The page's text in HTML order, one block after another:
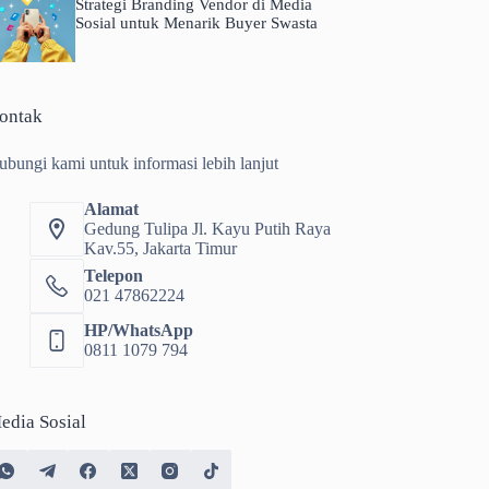
Strategi Branding Vendor di Media
Sosial untuk Menarik Buyer Swasta
kami untuk informasi lebih lanjut
Alamat
Gedung Tulipa Jl. Kayu Putih Raya
Kav.55, Jakarta Timur
Telepon
021 47862224
HP/WhatsApp
0811 1079 794
Sosial